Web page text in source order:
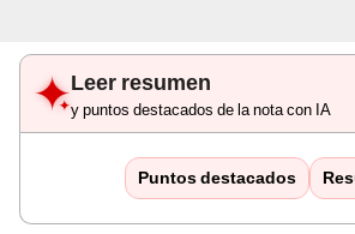
Leer resumen
y puntos destacados de la nota con IA
Puntos destacados